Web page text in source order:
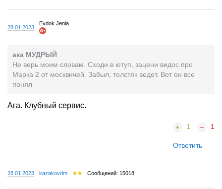
28.01.2023
Evdok Jenia
ака МУДРЫЙ
Не верь моим словам. Сходи в ютуп, зацени видос про
Марка 2 от москвичей. Забыл, толстяк ведет. Вот он все
понял
Ага. Клубный сервис.
1 1
Ответить
28.01.2023 kazakovdm Сообщений: 15018